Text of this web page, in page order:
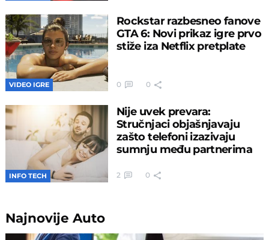
VIDEO IGRE
Rockstar razbesneo fanove
GTA 6: Novi prikaz igre prvo
stiže iza Netflix pretplate
0 0
INFO TECH
Nije uvek prevara:
Stručnjaci objašnjavaju
zašto telefoni izazivaju
sumnju među partnerima
2 0
NajnovijeAuto